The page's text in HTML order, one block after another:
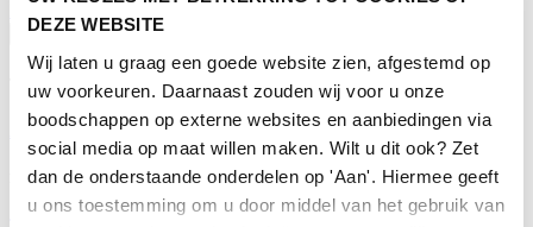
DEZE WEBSITE
Wij laten u graag een goede website zien, afgestemd op
uw voorkeuren. Daarnaast zouden wij voor u onze
boodschappen op externe websites en aanbiedingen via
social media op maat willen maken. Wilt u dit ook? Zet
dan de onderstaande onderdelen op 'Aan'. Hiermee geeft
u ons toestemming om u door middel van het gebruik van
Bezoeken
Thema's Horecava
Alle Thema's
Programma